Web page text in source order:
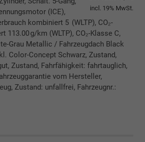
incl. 19% MwSt.
(ICE),
kombiniert 5 (WLTP), CO₂-
113.00 g/km (WLTP), CO₂-Klasse C,
Grau Metallic / Fahrzeugdach Black
Color-Concept Schwarz, Zustand,
Zustand, Fahrfähigkeit: fahrtauglich,
vom Hersteller,
Zustand: unfallfrei, Fahrzeugnr.:
drucken